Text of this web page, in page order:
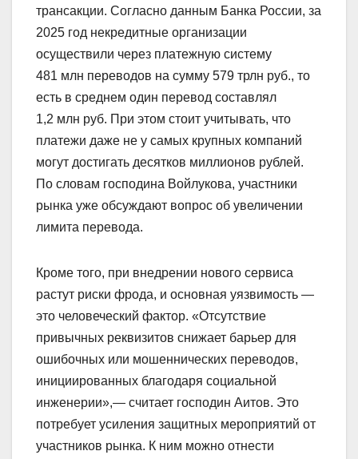
трансакции. Согласно данным Банка России, за
2025 год некредитные организации
осуществили через платежную систему
481 млн переводов на сумму 579 трлн руб., то
есть в среднем один перевод составлял
1,2 млн руб. При этом стоит учитывать, что
платежи даже не у самых крупных компаний
могут достигать десятков миллионов рублей.
По словам господина Войлукова, участники
рынка уже обсуждают вопрос об увеличении
лимита перевода.
Кроме того, при внедрении нового сервиса
растут риски фрода, и основная уязвимость —
это человеческий фактор. «Отсутствие
привычных реквизитов снижает барьер для
ошибочных или мошеннических переводов,
инициированных благодаря социальной
инженерии»,— считает господин Аитов. Это
потребует усиления защитных мероприятий от
участников рынка. К ним можно отнести